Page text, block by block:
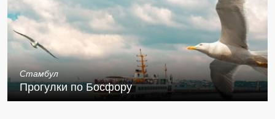
Стамбул
Прогулки по Босфору